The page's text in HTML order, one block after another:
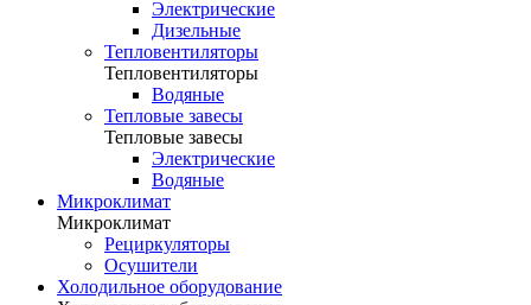
Электрические
Дизельные
Тепловентиляторы
Тепловентиляторы
Водяные
Тепловые завесы
Тепловые завесы
Электрические
Водяные
Микроклимат
Микроклимат
Рециркуляторы
Осушители
Холодильное оборудование